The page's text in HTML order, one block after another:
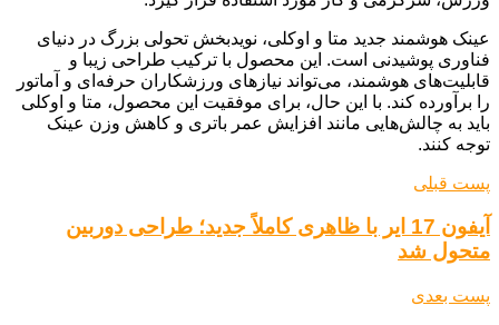
عینک هوشمند جدید متا و اوکلی، نویدبخش تحولی بزرگ در دنیای
فناوری پوشیدنی است. این محصول با ترکیب طراحی زیبا و
قابلیت‌های هوشمند، می‌تواند نیازهای ورزشکاران حرفه‌ای و آماتور
را برآورده کند. با این حال، برای موفقیت این محصول، متا و اوکلی
باید به چالش‌هایی مانند افزایش عمر باتری و کاهش وزن عینک
توجه کنند.
پست قبلی
آیفون 17 ایر با ظاهری کاملاً جدید؛ طراحی دوربین
متحول شد
پست بعدی